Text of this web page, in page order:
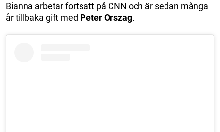
Bianna arbetar fortsatt på CNN och är sedan många
år tillbaka gift med Peter Orszag.